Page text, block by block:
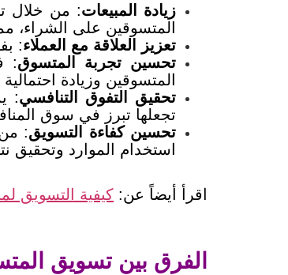
زيادة المبيعات: من خلال
المتسوقين على الشراء،
تعزيز العلاقة مع العملاء:
تحسين تجربة المتسوق:
المتسوقين وزيادة
تحقيق التفوق التنافسي:
تجعلها تبرز في سوق
تحسين كفاءة التسويق:
استخدام الموارد وتحقيق
اقرأ أيضاً عن: كيفية التسويق
الفرق بين تسويق